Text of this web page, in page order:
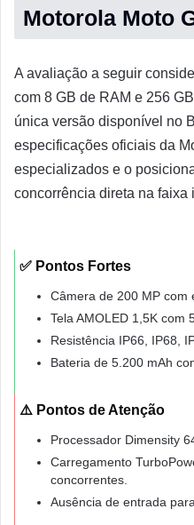
Motorola Moto
A avaliação a seguir
com 8 GB de RAM e 256
única versão disponível no
especificações oficiais da
especializados e o
concorrência direta na faixa
✅ Pontos Fortes
Câmera de 200 MP com
Tela AMOLED 1,5K com
Resistência IP66, IP68,
Bateria de 5.200 mAh
⚠️ Pontos de Atenção
Processador Dimensity
Carregamento
concorrentes.
Ausência de entrada